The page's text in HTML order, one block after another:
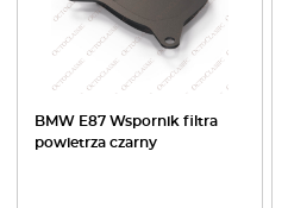
BMW E87 Wspornik filtra
powietrza czarny